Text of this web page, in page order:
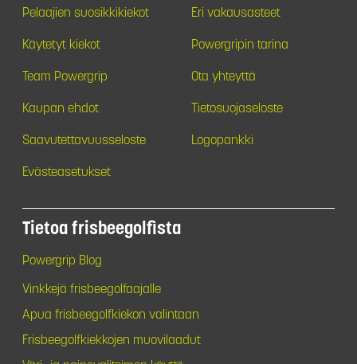
Pelaajien suosikkikiekot Eri vakausasteet
Käytetyt kiekot Powergripin tarina
Team Powergrip Ota yhteyttä
Kaupan ehdot Tietosuojaseloste
Saavutettavuusseloste Logopankki
Evästeasetukset
Tietoa frisbeegolfista
Powergrip Blog
Vinkkejä frisbeegolfaajalle
Apua frisbeegolfkiekon valintaan
Frisbeegolfkiekkojen muovilaadut